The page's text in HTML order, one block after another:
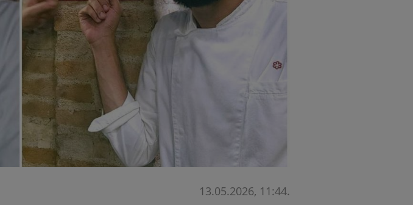
13.05.2026, 11:44.